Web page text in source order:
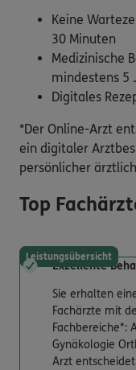
Keine
30 Minuten
Medizinische
mindestens 5
Digitales
*Der Online-Arzt
ein digitaler
persönlicher
Top
Leistungsübersicht
Exzellente
Sie erhalten
Fachärzte mit
Fachbereiche*:
Gynäkologie
Arzt